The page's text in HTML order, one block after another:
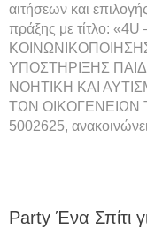
αιτήσεων και
πράξης με τίτλο:
ΥΠΟΣΤΗΡΙΞΗΣ
ΝΟΗΤΙΚΗ ΚΑΙ
ΤΩΝ ΟΙΚΟΓΕΝΕΙΩΝ
5002625,
Party Ένα Σπίτι